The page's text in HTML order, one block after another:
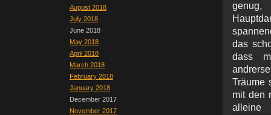
August 2018
July 2018
June 2018
May 2018
April 2018
March 2018
February 2018
January 2018
December 2017
November 2017
das
dass
Träume
mit den